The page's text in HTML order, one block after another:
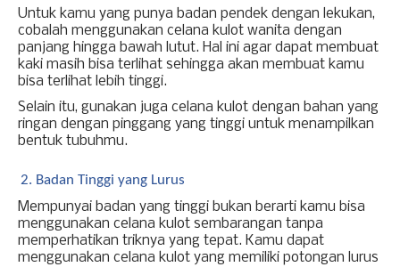
Untuk kamu yang punya badan pendek dengan lekukan,
cobalah menggunakan celana kulot wanita dengan
panjang hingga bawah lutut. Hal ini agar dapat membuat
kaki masih bisa terlihat sehingga akan membuat kamu
bisa terlihat lebih tinggi.
Selain itu, gunakan juga celana kulot dengan bahan yang
ringan dengan pinggang yang tinggi untuk menampilkan
bentuk tubuhmu.
Badan Tinggi yang Lurus
Mempunyai badan yang tinggi bukan berarti kamu bisa
menggunakan celana kulot sembarangan tanpa
memperhatikan triknya yang tepat. Kamu dapat
menggunakan celana kulot yang memiliki potongan lurus